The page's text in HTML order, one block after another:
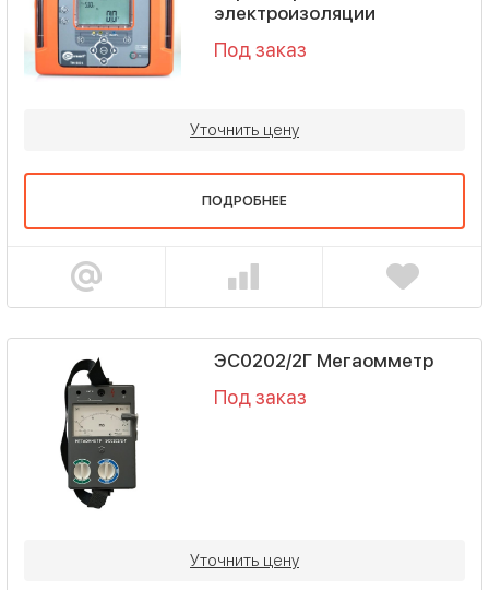
электроизоляции
Под заказ
Уточнить цену
ПОДРОБНЕЕ
ЭС0202/2Г Мегаомметр
Под заказ
Уточнить цену